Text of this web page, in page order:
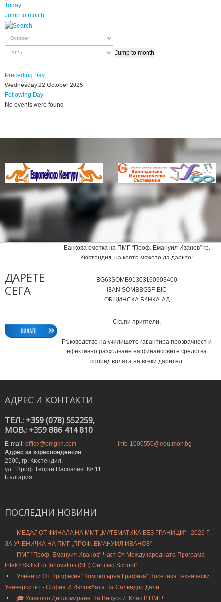
Today
Jump to month
Jump to month
Preceding Day
Wednesday 22 October 2025
Following Day
No events were found
ДАРЕТЕ
СЕГА
Банкова сметка на ПМГ “Проф. Емануил Иванов” гр.
Кюстендил, на която можете да дарите:
BG63SOMB91303160903400
IВAN SOMBBGSF-BIC
ОБЩИНСКА БАНКА-АД
Скъпи приятели,
Ръководство на училището гарантира прозрачност и
ефективно разходване на финансовите средства
според волята на всеки дарител.
АДРЕС И КОНТАКТИ
ТЕЛ.: +359 (078) 552259,
MOB.: +359 886 414 810
E-mail: office@pmgkn.com
info-1000550@edu.mon.bg
Адрес за кореспонденция
2500, гр. Кюстендил,
ул. ”Проф. Георги Паспалев” № 11
България
ПОСЛЕДНИ НОВИНИ
МЕДАЛ ОТ ФИНАЛА НА ММТ „МАТЕМАТИКА БЕЗ ГРАНИЦИ“ - 2026 Г.
ЗА УЧЕНИЧКА НА ПМГ „ПРОФ. ЕМАНУИЛ ИВАНОВ“
ПМГ "Проф. Емануил Иванов" Част От Международната Програма
Intel® Skills For Innovation (SFI) Certified School!
Ученици От Професия "Компютърна Графика" Посетиха Технически
Университет - София И Изложбата На Салвадор Дали
🎓 Успешно Дипломиране На Випуск 7. Клас В ПМГ!